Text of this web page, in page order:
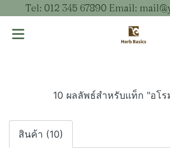
Tel: 012 345 67890 Email:
10 ผลลัพธ์สำหรับแท็ก "อโร
สินค้า (10)